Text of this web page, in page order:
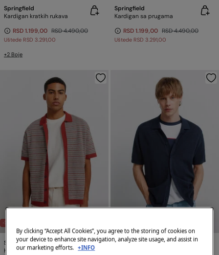
Springfield
Kardigan kratkih rukava
RSD 1.199,00 RSD 4.490,00
Uštede RSD 3.291,00
+2 Boje
Springfield
Kardigan sa prugama
RSD 1.199,00 RSD 4.490,00
Uštede RSD 3.291,00
-73%
Springfield
Kardigan kratkih rukava sa strukturom
Springfield
By clicking “Accept All Cookies”, you agree to the storing of cookies on
your device to enhance site navigation, analyze site usage, and assist in
our marketing efforts. +INFO